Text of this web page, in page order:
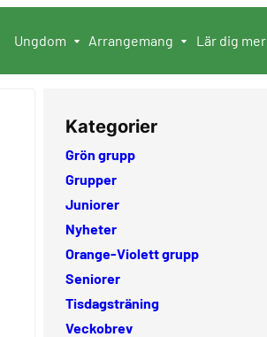
Ungdom Arrangemang Lär dig mer
Kategorier
Grön grupp
Grupper
Juniorer
Nyheter
Orange-Violett grupp
Seniorer
Tisdagsträning
Veckobrev